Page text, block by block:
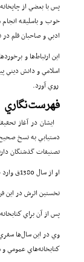
پس با بعضي از
خوب و باسليقه
ادبي و صاحبان قلم
اين ارتباط‌ها و
اسلامي و دانش ديني
روي آورد.
فهرست‌نگاري
ايشان در آغاز
دستيابي به نسخ
تصنيفات گذشتگان
او از سال 1380ق وارد حوزه نسخه‌هاي خطي شد و به فهرست‌نگاري روي آورد و بخشي از اوقات خود را به اين كار اختصاص داد.
نخستين اثرش در اين فن،
پس از آن براي كتابخانه عمومي آيت‌الله حكيم
وي در اين سال‌ها
كتاب­خانه‌هاي عمومي